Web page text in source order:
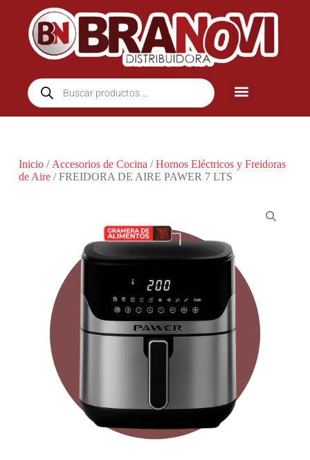
Inicio/ Accesorios de Cocina /Hornos Eléctricos y Freidoras
de Aire/ FREIDORA DE AIRE PAWER 7 LTS